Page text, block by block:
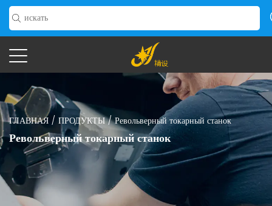
ГЛАВНАЯ / ПРОДУКТЫ/Револьверный токарный станок
Револьверный токарный станок